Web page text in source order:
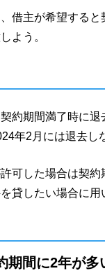
借主が希望する
よう。
約期間満了時に
年2月には退去し
可した場合は契
貸したい場合に
期間に2年が多